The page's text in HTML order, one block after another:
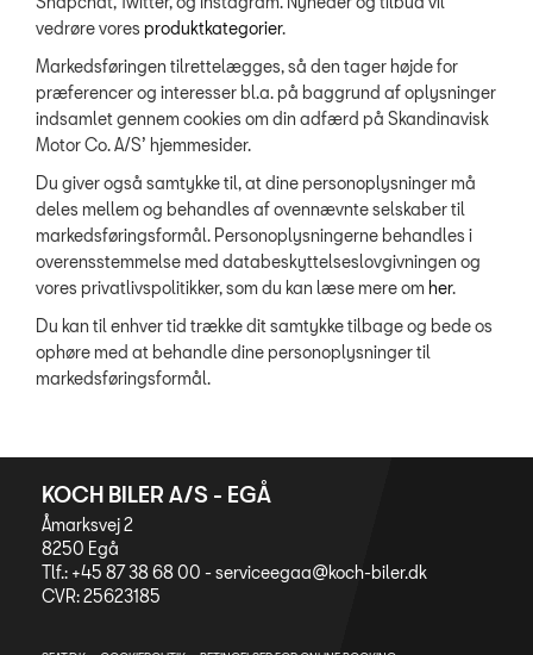
vedrøre vores produktkategorier.
Markedsføringen tilrettelægges, så den tager højde for
præferencer og interesser bl.a. på baggrund af oplysninger
indsamlet gennem cookies om din adfærd på Skandinavisk
Motor Co. A/S’ hjemmesider.
Du giver også samtykke til, at dine personoplysninger må
deles mellem og behandles af ovennævnte selskaber til
markedsføringsformål. Personoplysningerne behandles i
overensstemmelse med databeskyttelseslovgivningen og
vores privatlivspolitikker, som du kan læse mere om her.
Du kan til enhver tid trække dit samtykke tilbage og bede os
ophøre med at behandle dine personoplysninger til
markedsføringsformål.
KOCH BILER A/S - EGÅ
Åmarksvej 2
8250 Egå
Tlf.: +45 87 38 68 00 -serviceegaa@koch-biler.dk
CVR: 25623185